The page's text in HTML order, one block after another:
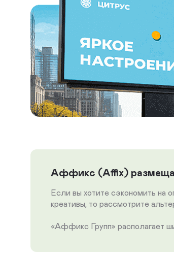
Аффикс (Affix)
Если вы хотите сэкономить на
креативы, то рассмотрите
«Аффикс Групп» располагает